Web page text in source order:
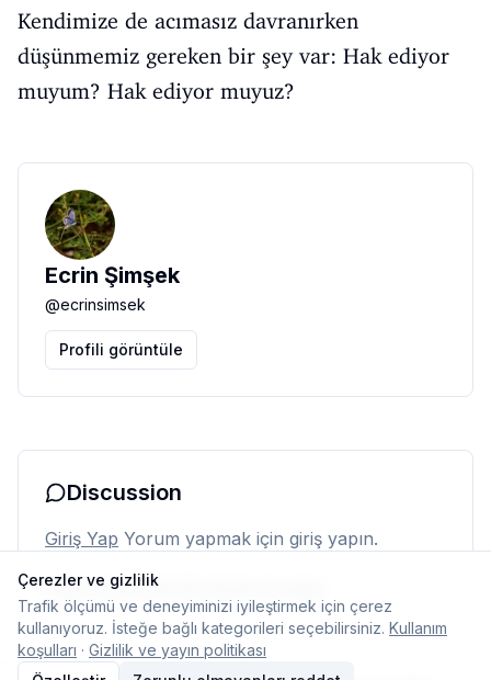
Kendimize de acımasız davranırken
düşünmemiz gereken bir şey var: Hak ediyor
muyum? Hak ediyor muyuz?
Ecrin Şimşek
@ecrinsimsek
Profili görüntüle
Discussion
Giriş Yap Yorum yapmak için giriş yapın.
Henüz yorum yok. İlk yorumu siz yapın.
Çerezler ve gizlilik
Trafik ölçümü ve deneyiminizi iyileştirmek için çerez
kullanıyoruz. İsteğe bağlı kategorileri seçebilirsiniz. Kullanım
koşulları · Gizlilik ve yayın politikası